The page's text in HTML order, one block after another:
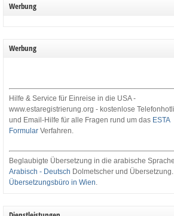
Werbung
Werbung
Hilfe & Service für Einreise in die USA -
www.estaregistrierung.org - kostenlose
und Email-Hilfe für alle Fragen rund um das ESTA
Formular Verfahren.
Beglaubigte Übersetzung in die arabische
Arabisch - Deutsch Dolmetscher und Übersetzung.
Übersetzungsbüro in Wien.